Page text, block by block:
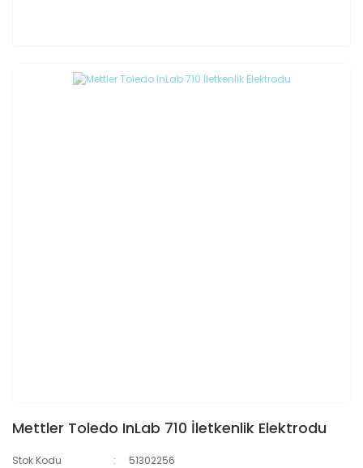
Mettler Toledo InLab 710 İletkenlik Elektrodu
Stok Kodu
51302256